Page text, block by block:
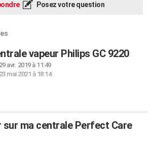
Posez votre question
vapeur Philips GC 9220
29 avr. 2019 à 11:49
23 mai 2021 à 18:14
sur ma centrale Perfect Care